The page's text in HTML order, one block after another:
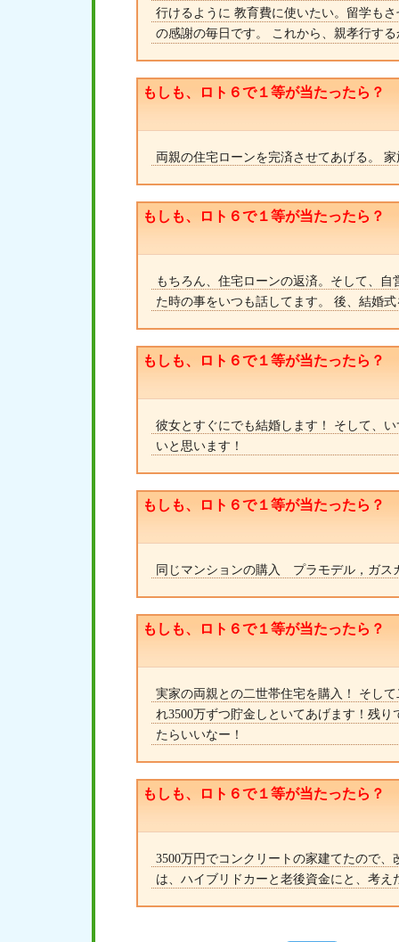
行けるように 教育費に使いたい。留学も
の感謝の毎日です。 これから、親孝行する
もしも、ロト６で１等が当たったら？
両親の住宅ローンを完済させてあげる。
もしも、ロト６で１等が当たったら？
もちろん、住宅ローンの返済。そして、
た時の事をいつも話してます。 後、結婚
もしも、ロト６で１等が当たったら？
彼女とすぐにでも結婚します！ そして、
いと思います！
もしも、ロト６で１等が当たったら？
同じマンションの購入 プラモデル，ガス
もしも、ロト６で１等が当たったら？
実家の両親との二世帯住宅を購入！ そし
れ3500万ずつ貯金しといてあげます！残
たらいいなー！
もしも、ロト６で１等が当たったら？
3500万円でコンクリートの家建てたので
は、ハイブリドカーと老後資金にと、考え